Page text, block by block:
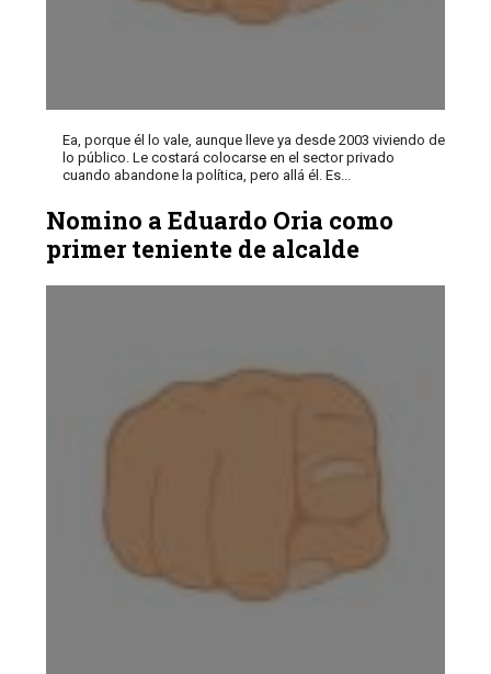
Ea, porque él lo vale, aunque lleve ya desde 2003 viviendo de
lo público. Le costará colocarse en el sector privado
cuando abandone la política, pero allá él. Es...
Nomino a Eduardo Oria como
primer teniente de alcalde